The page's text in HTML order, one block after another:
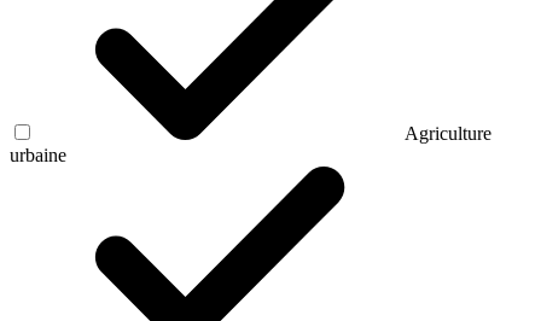
Agriculture
urbaine